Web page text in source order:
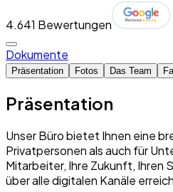
4.641 Bewertungen
Dokumente
Präsentation Fotos Das Team
Präsentation
Unser Büro bietet Ihnen eine
Privatpersonen als auch für
Mitarbeiter, Ihre Zukunft, Ihren
über alle digitalen Kanäle